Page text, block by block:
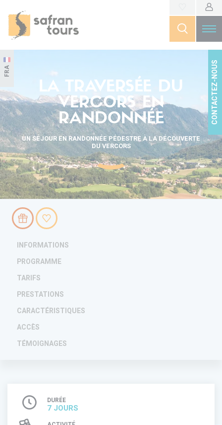
FRA CONTACTEZ-NOUS
LA TRAVERSÉE DU
VERCORS EN
RANDONNÉE
UN SÉJOUR EN RANDONNÉE PÉDESTRE À LA DÉCOUVERTE
DU VERCORS
INFORMATIONS
PROGRAMME
TARIFS
PRESTATIONS
CARACTÉRISTIQUES
ACCÈS
TÉMOIGNAGES
DURÉE
7 JOURS